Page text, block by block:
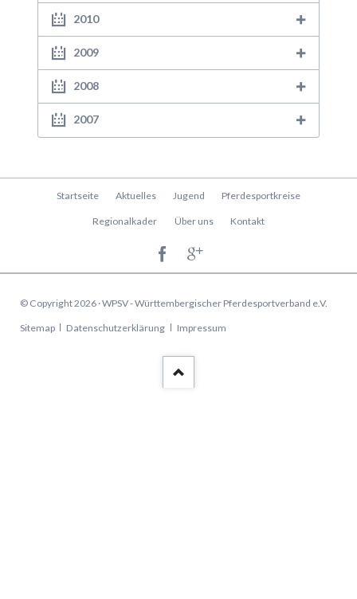
2010
2009
2008
2007
Navigation
Startseite Aktuelles Jugend Pferdesportkreise
Regionalkader Über uns Kontakt
© Copyright 2026 · WPSV - Württembergischer Pferdesportverband e.V.
Navigation
Sitemap Datenschutzerklärung Impressum